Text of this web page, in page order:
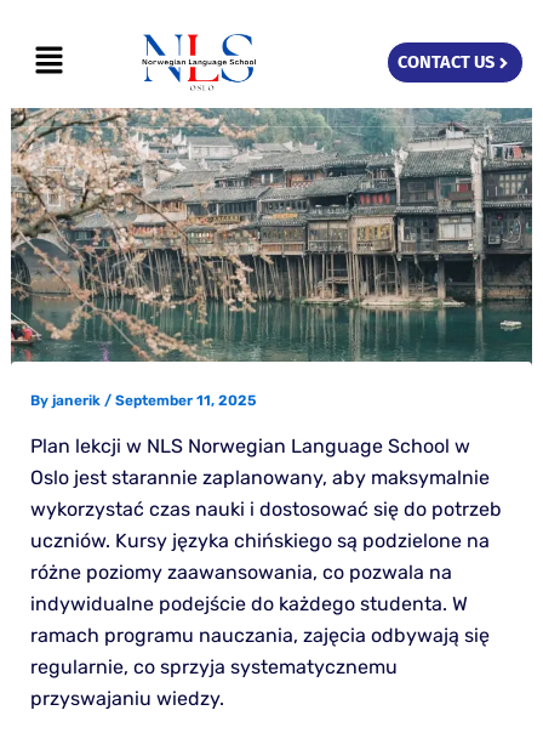
content
Menu CONTACT US
By janerik / September 11, 2025
Plan lekcji w NLS Norwegian Language School w
Oslo jest starannie zaplanowany, aby maksymalnie
wykorzystać czas nauki i dostosować się do potrzeb
uczniów. Kursy języka chińskiego są podzielone na
różne poziomy zaawansowania, co pozwala na
indywidualne podejście do każdego studenta. W
ramach programu nauczania, zajęcia odbywają się
regularnie, co sprzyja systematycznemu
przyswajaniu wiedzy.